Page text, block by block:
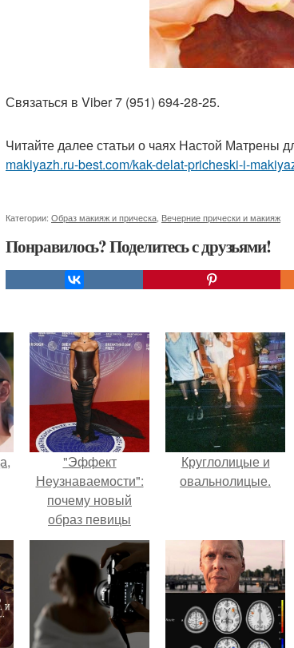
Связаться в Viber 7 (951) 694-28-25.
Читайте далее статьи о чаях Настой Матрены
makiyazh.ru-best.com/kak-delat-pricheski-i-
Категории: Образ макияж и прическа Вечерние прически и макияж
Понравилось? Поделитесь с друзьями!
"Эффект
Неузнаваемости":
почему новый
образ певицы
вызвал споры о
гранях
возможного?
Круглолицые и
овальнолицые.